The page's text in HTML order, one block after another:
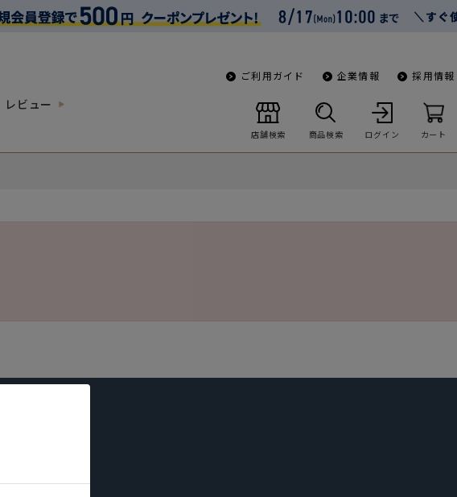
レビュー
ご利用ガイド 企業情報 採用情報
店舗検索 商品検索 ログイン カート